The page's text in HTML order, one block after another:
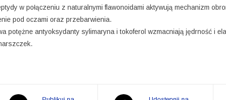
w połączeniu z naturalnymi flawonoidami aktywują mechanizm
pod oczami oraz przebarwienia.
potężne antyoksydanty sylimaryna i tokoferol wzmacniają jędrność i